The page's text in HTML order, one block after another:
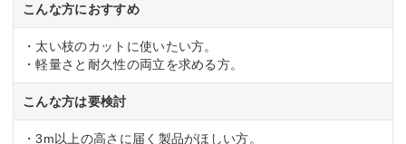
こんな方におすすめ
・太い枝のカットに使いたい方。
・軽量さと耐久性の両立を求める方。
こんな方は要検討
・3m以上の高さに届く製品がほしい方。